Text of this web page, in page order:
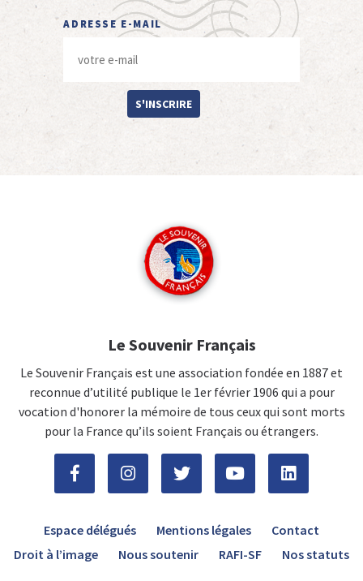
ADRESSE E-MAIL
S'INSCRIRE
Le Souvenir Français
Le Souvenir Français est une association fondée en 1887 et
reconnue d’utilité publique le 1er février 1906 qui a pour
vocation d'honorer la mémoire de tous ceux qui sont morts
pour la France qu’ils soient Français ou étrangers.
Espace délégués Mentions légales
Contact
Droit à l’image
Nous soutenir RAFI-SF Nos statuts